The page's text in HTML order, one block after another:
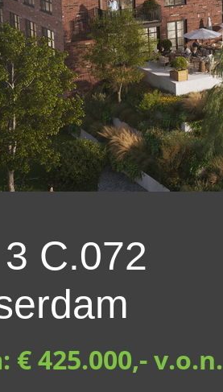
C.072
€ 425.000,- v.o.n.